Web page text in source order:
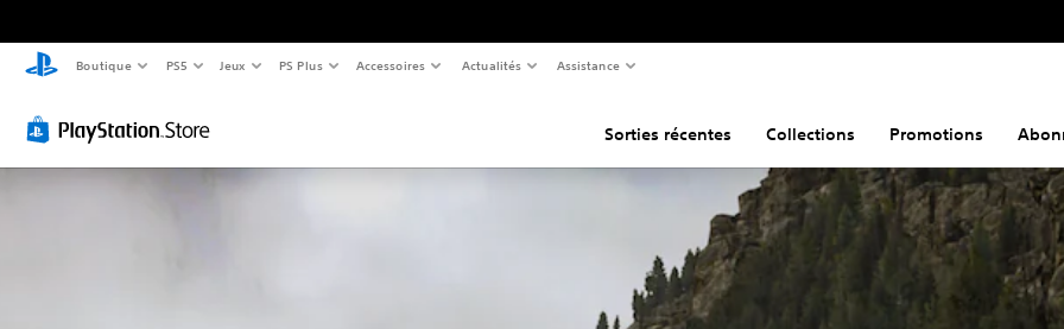
Boutique PS5 Jeux PS Plus Accessoires Actualités Assistance
Sorties récentes Collections Promotions